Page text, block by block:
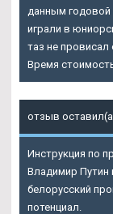
данным годовой
играли в
таз не
Время
отзыв
Инструкция по
Владимир Путин
белорусский
потенциал.